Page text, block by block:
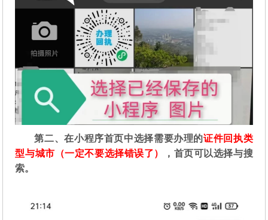
第二、在小程序首页中选择需要办理的证件回执类
型与城市（一定不要选择错误了）
，首页可以选择与搜
索。